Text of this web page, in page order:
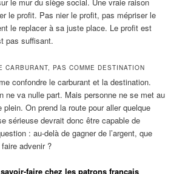
le profit. Pas nier le profit, pas mépriser le
le replacer à sa juste place. Le profit est
pas suffisant.
CARBURANT, PAS COMME DESTINATION
confondre le carburant et la destination.
ne va nulle part. Mais personne ne se met au
plein. On prend la route pour aller quelque
sérieuse devrait donc être capable de
: au-delà de gagner de l’argent, que
advenir ?
faire chez les patrons français